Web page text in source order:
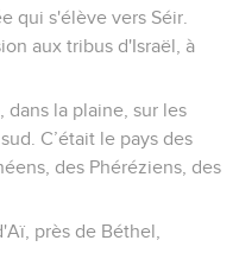
qui s'élève vers Séir.
aux tribus d'Israël, à
dans la plaine, sur les
C’était le pays des
des Phéréziens, des
près de Béthel,